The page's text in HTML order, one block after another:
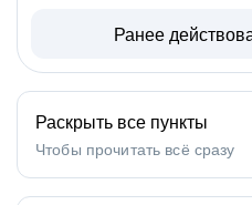
Ранее
Раскрыть все пункты
Чтобы прочитать всё сразу